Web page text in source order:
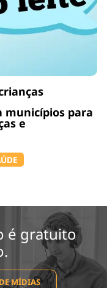
municípios para
e
é gratuito
MÍDIAS